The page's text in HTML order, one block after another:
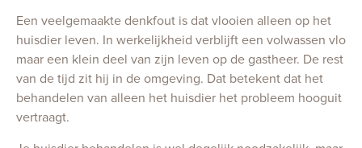
Een veelgemaakte denkfout is dat vlooien alleen op het
huisdier leven. In werkelijkheid verblijft een volwassen vlo
maar een klein deel van zijn leven op de gastheer. De rest
van de tijd zit hij in de omgeving. Dat betekent dat het
behandelen van alleen het huisdier het probleem hooguit
vertraagt.